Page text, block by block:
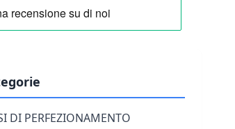
DI PERFEZIONAMENTO